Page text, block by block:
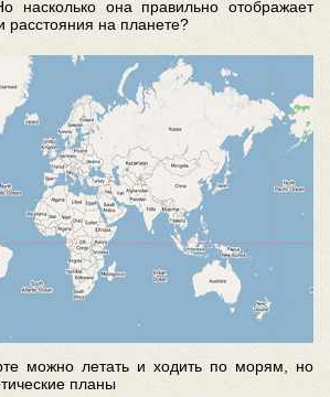
насколько она правильно отображает
на планете?
можно летать и ходить по морям, но
планы